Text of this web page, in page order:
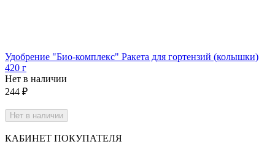
Удобрение "Био-комплекс" Ракета для гортензий (колышки)
420 г
Нет в наличии
244 ₽
Нет в наличии
КАБИНЕТ ПОКУПАТЕЛЯ